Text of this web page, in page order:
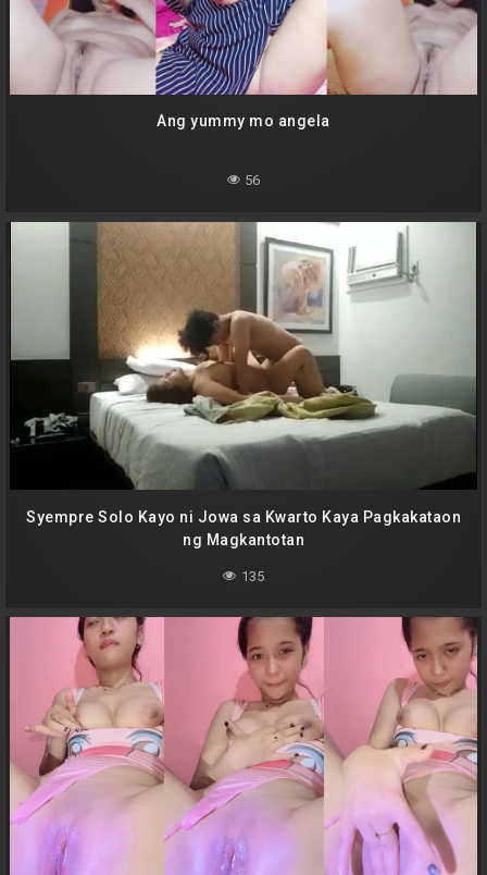
Ang yummy mo angela
56
Syempre Solo Kayo ni Jowa sa Kwarto Kaya Pagkakataon
ng Magkantotan
135